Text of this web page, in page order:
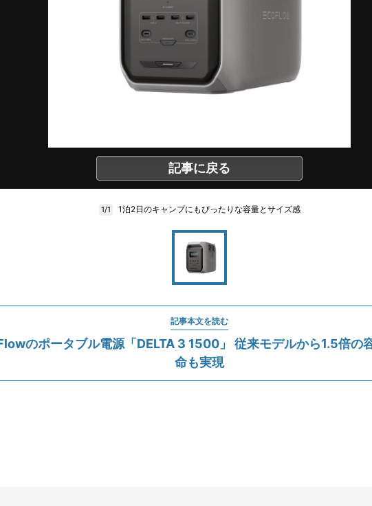
記事に戻る
1/1 1泊2日のキャンプにもぴったりな容量とサイズ感
記事本文を読む
のポータブル電源「DELTA 3 1500」 従来モデルから1.5倍の
命も実現